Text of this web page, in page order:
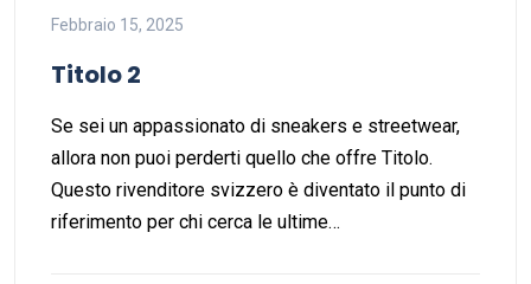
Febbraio 15, 2025
Titolo 2
Se sei un appassionato di sneakers e streetwear,
allora non puoi perderti quello che offre Titolo.
Questo rivenditore svizzero è diventato il punto di
riferimento per chi cerca le ultime…